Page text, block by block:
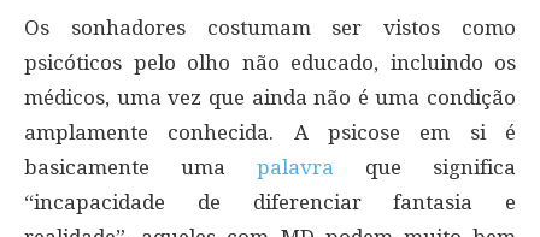
Os sonhadores costumam ser vistos como
psicóticos pelo olho não educado, incluindo os
médicos, uma vez que ainda não é uma condição
amplamente conhecida. A psicose em si é
basicamente uma palavra que significa
“incapacidade de diferenciar fantasia e